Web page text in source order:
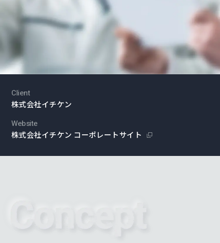
Client
株式会社イチケン
Website
株式会社イチケン コーポレートサイト